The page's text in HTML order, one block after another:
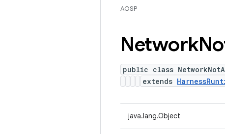
AOSP
Network
public class
extends
java.lang.Object